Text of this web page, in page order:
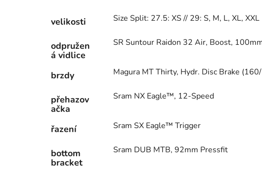
velikosti Size Split: 27.5: XS // 29: S, M, L, XL, XXL
odpružen
á vidlice
SR Suntour Raidon 32 Air, Boost,
brzdy Magura MT Thirty, Hydr. Disc Brake
přehazov
ačka
Sram NX Eagle™, 12-Speed
řazení Sram SX Eagle™ Trigger
bottom
bracket
Sram DUB MTB, 92mm Pressfit